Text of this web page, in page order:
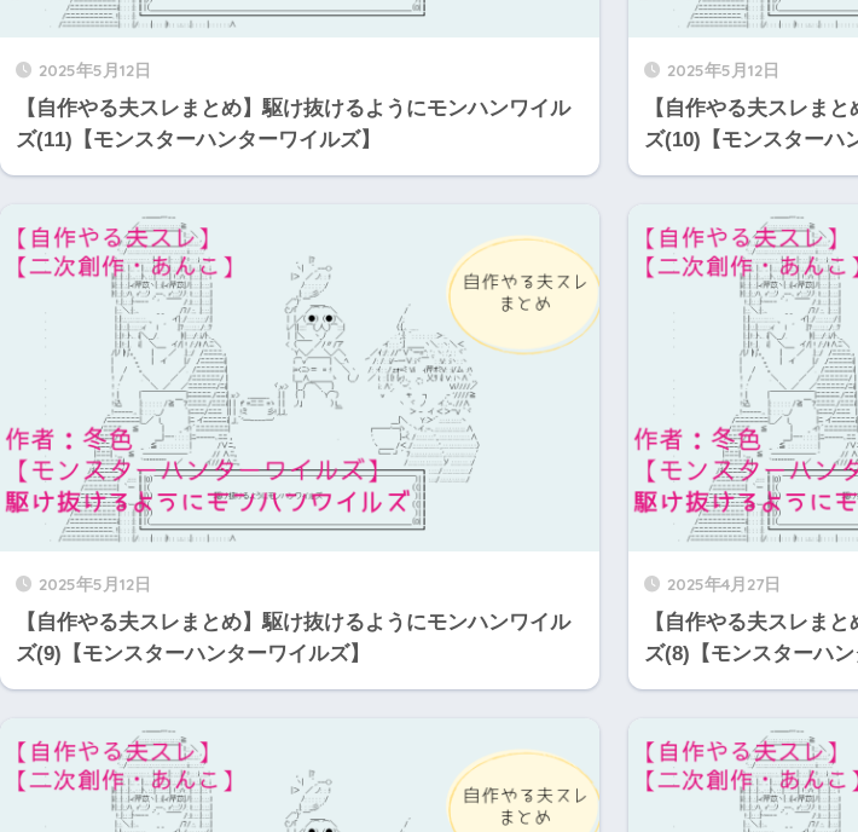
2025年5月12日
【自作やる夫スレまとめ】駆け抜けるようにモンハンワイル
ズ(11)【モンスターハンターワイルズ】
2025年5月12日
【自作やる夫スレま
ズ(10)【モンスターハ
2025年5月12日
【自作やる夫スレまとめ】駆け抜けるようにモンハンワイル
ズ(9)【モンスターハンターワイルズ】
2025年4月27日
【自作やる夫スレま
ズ(8)【モンスターハン